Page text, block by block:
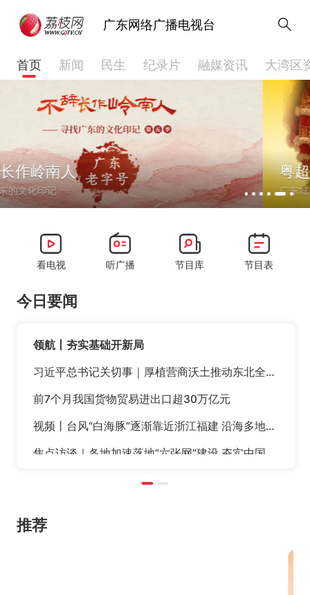
广东网络广播电视台
首页 新闻 民生 纪录片 融媒资讯 大湾区
粤超
广东城市足球超级联赛
看电视 听广播 节目库 节目表
今日要闻
领航丨夯实基础开新局
习近平总书记关切事｜厚植营商沃土推动东北全面振兴
前7个月我国货物贸易进出口超30万亿元
视频丨台风“白海豚”逐渐靠近浙江福建 沿海多地停航停工应对防范
推荐